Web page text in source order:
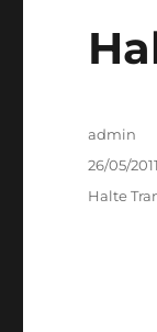
Author
admin
Posted
26/05/2011
Halte